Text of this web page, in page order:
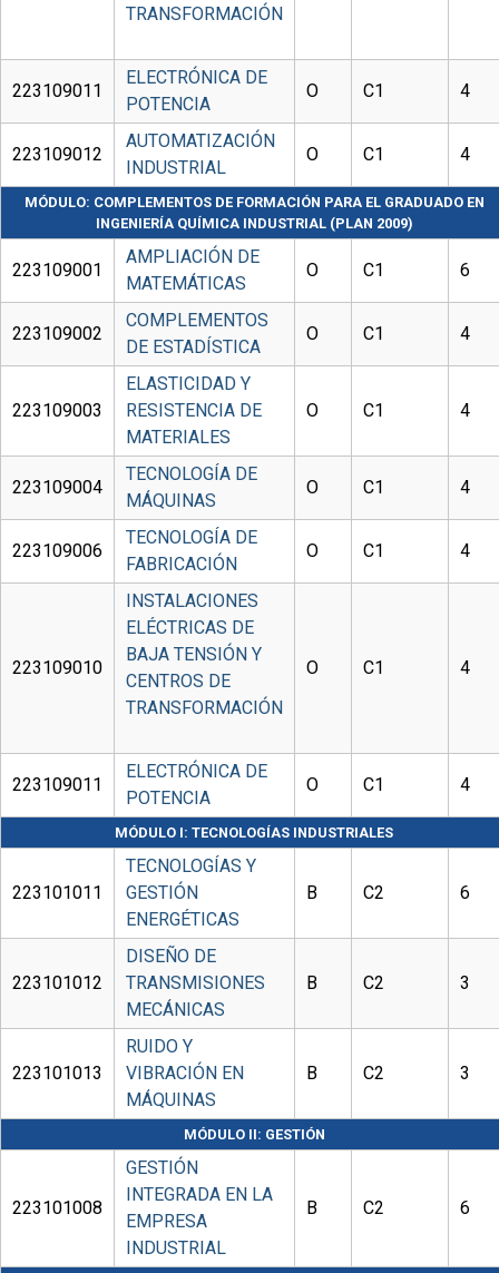
TRANSFORMACIÓN
223109011
ELECTRÓNICA DE
POTENCIA
O C1 4
223109012
AUTOMATIZACIÓN
INDUSTRIAL
O C1 4
MÓDULO: COMPLEMENTOS DE FORMACIÓN PARA EL GRADUADO EN
INGENIERÍA QUÍMICA INDUSTRIAL (PLAN 2009)
223109001
AMPLIACIÓN DE
MATEMÁTICAS
O C1 6
223109002
COMPLEMENTOS
DE ESTADÍSTICA
O C1 4
223109003
ELASTICIDAD Y
RESISTENCIA DE
MATERIALES
O C1 4
223109004
TECNOLOGÍA DE
MÁQUINAS
O C1 4
223109006
TECNOLOGÍA DE
FABRICACIÓN
O C1 4
223109010
INSTALACIONES
ELÉCTRICAS DE
BAJA TENSIÓN Y
CENTROS DE
TRANSFORMACIÓN
O C1 4
223109011
ELECTRÓNICA DE
POTENCIA
O C1 4
MÓDULO I: TECNOLOGÍAS INDUSTRIALES
223101011
TECNOLOGÍAS Y
GESTIÓN
ENERGÉTICAS
B C2 6
223101012
DISEÑO DE
TRANSMISIONES
MECÁNICAS
B C2 3
223101013
RUIDO Y
VIBRACIÓN EN
MÁQUINAS
B C2 3
MÓDULO II: GESTIÓN
223101008
GESTIÓN
INTEGRADA EN LA
EMPRESA
INDUSTRIAL
B C2 6